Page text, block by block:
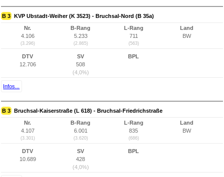
B 3 KVP Ubstadt-Weiher (K 3523) - Bruchsal-Nord (B 35a)
Nr.
4.106
(3.296)
B-Rang
5.233
(2.865)
L-Rang
711
(563)
Land
BW
DTV
12.706
SV
508
(4,0%)
BPL
Infos...
B 3 Bruchsal-Kaiserstraße (L 618) - Bruchsal-Friedrichstraße
Nr.
4.107
(3.301)
B-Rang
6.001
(3.620)
L-Rang
835
(686)
Land
BW
DTV
10.689
SV
428
(4,0%)
BPL